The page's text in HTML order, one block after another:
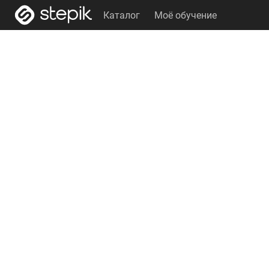
Каталог Моё обучение